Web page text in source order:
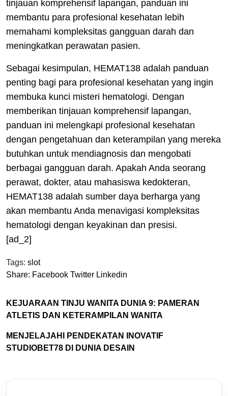
tinjauan komprehensif lapangan, panduan ini
membantu para profesional kesehatan lebih
memahami kompleksitas gangguan darah dan
meningkatkan perawatan pasien.
Sebagai kesimpulan, HEMAT138 adalah panduan
penting bagi para profesional kesehatan yang ingin
membuka kunci misteri hematologi. Dengan
memberikan tinjauan komprehensif lapangan,
panduan ini melengkapi profesional kesehatan
dengan pengetahuan dan keterampilan yang mereka
butuhkan untuk mendiagnosis dan mengobati
berbagai gangguan darah. Apakah Anda seorang
perawat, dokter, atau mahasiswa kedokteran,
HEMAT138 adalah sumber daya berharga yang
akan membantu Anda menavigasi kompleksitas
hematologi dengan keyakinan dan presisi.
[ad_2]
Tags: slot
Share: Facebook Twitter Linkedin
KEJUARAAN TINJU WANITA DUNIA 9: PAMERAN
ATLETIS DAN KETERAMPILAN WANITA
MENJELAJAHI PENDEKATAN INOVATIF
STUDIOBET78 DI DUNIA DESAIN